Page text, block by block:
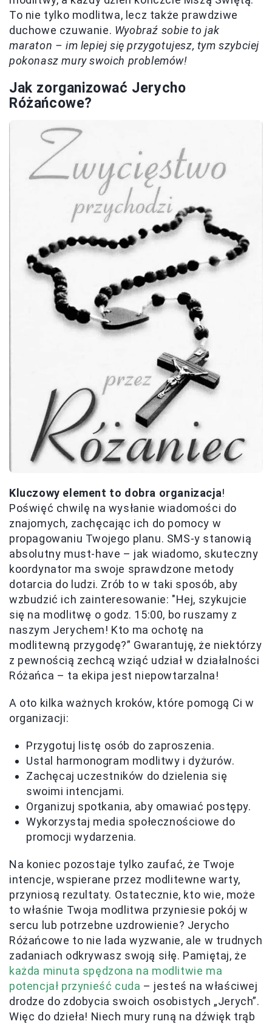
To nie tylko modlitwa, lecz także prawdziwe
duchowe czuwanie. Wyobraź sobie to jak
maraton – im lepiej się przygotujesz, tym szybciej
pokonasz mury swoich problemów!
Jak zorganizować Jerycho
Różańcowe?
Kluczowy element to dobra organizacja!
Poświęć chwilę na wysłanie wiadomości do
znajomych, zachęcając ich do pomocy w
propagowaniu Twojego planu. SMS-y stanowią
absolutny must-have – jak wiadomo, skuteczny
koordynator ma swoje sprawdzone metody
dotarcia do ludzi. Zrób to w taki sposób, aby
wzbudzić ich zainteresowanie: "Hej, szykujcie
się na modlitwę o godz. 15:00, bo ruszamy z
naszym Jerychem! Kto ma ochotę na
modlitewną przygodę?” Gwarantuję, że niektórzy
z pewnością zechcą wziąć udział w działalności
Różańca – ta ekipa jest niepowtarzalna!
A oto kilka ważnych kroków, które pomogą Ci w
organizacji:
Przygotuj listę osób do zaproszenia.
Ustal harmonogram modlitwy i dyżurów.
Zachęcaj uczestników do dzielenia się
swoimi intencjami.
Organizuj spotkania, aby omawiać postępy.
Wykorzystaj media społecznościowe do
promocji wydarzenia.
Na koniec pozostaje tylko zaufać, że Twoje
intencje, wspierane przez modlitewne warty,
przyniosą rezultaty. Ostatecznie, kto wie, może
to właśnie Twoja modlitwa przyniesie pokój w
sercu lub potrzebne uzdrowienie? Jerycho
Różańcowe to nie lada wyzwanie, ale w trudnych
zadaniach odkrywasz swoją siłę. Pamiętaj, że
każda minuta spędzona na modlitwie ma
potencjał przynieść cuda – jesteś na właściwej
drodze do zdobycia swoich osobistych „Jerych”.
Więc do dzieła! Niech mury runą na dźwięk trąb